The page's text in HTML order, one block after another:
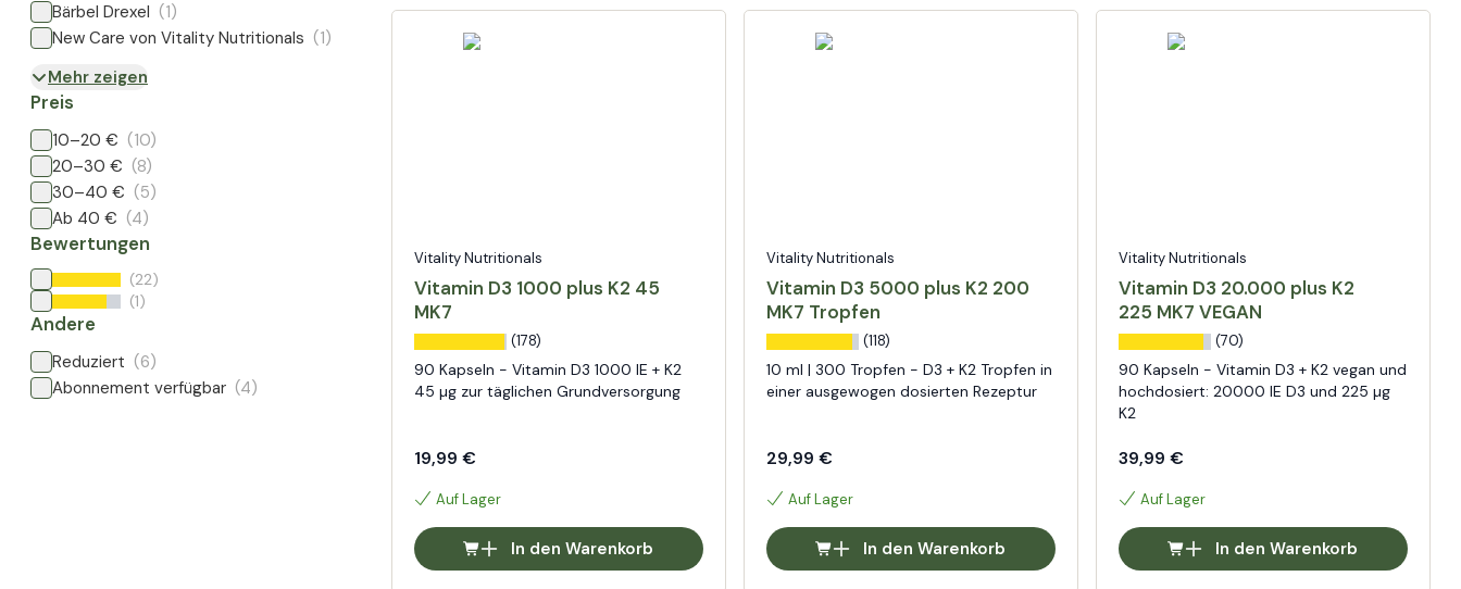
Bärbel Drexel (1)
New Care von Vitality Nutritionals (1)
Mehr zeigen
Preis
10–20 € (10)
20–30 € (8)
30–40 € (5)
Ab 40 € (4)
Bewertungen
(22)
(1)
Andere
Reduziert (6)
Abonnement verfügbar (4)
Vitality Nutritionals
Vitamin D3 1000 plus K2 45
MK7
(178)
90 Kapseln - Vitamin D3 1000 IE + K2
45 µg zur täglichen Grundversorgung
19,99 €
Auf Lager
In den Warenkorb
Vitality Nutritionals
Vitamin D3 5000 plus K2 200
MK7 Tropfen
(118)
10 ml | 300 Tropfen - D3 + K2 Tropfen in
einer ausgewogen dosierten Rezeptur
29,99 €
Auf Lager
In den Warenkorb
Vitality Nutritionals
Vitamin D3 20.000 plus K2
225 MK7 VEGAN
(70)
90 Kapseln - Vitamin D3 + K2 vegan und
hochdosiert: 20000 IE D3 und 225 µg
K2
39,99 €
Auf Lager
In den Warenkorb